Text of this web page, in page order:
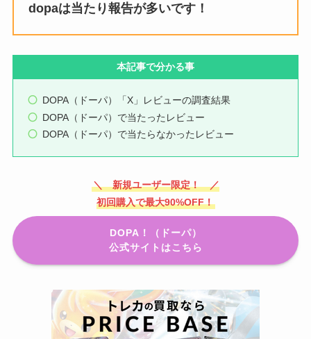
dopaは当たり報告が多いです！
本記事で分かる事
DOPA（ドーパ）「X」レビューの調査結果
DOPA（ドーパ）で当たったレビュー
DOPA（ドーパ）で当たらなかったレビュー
＼ 新規ユーザー限定！ ／
初回購入で最大90%OFF！
DOPA！（ドーパ）
公式サイトはこちら